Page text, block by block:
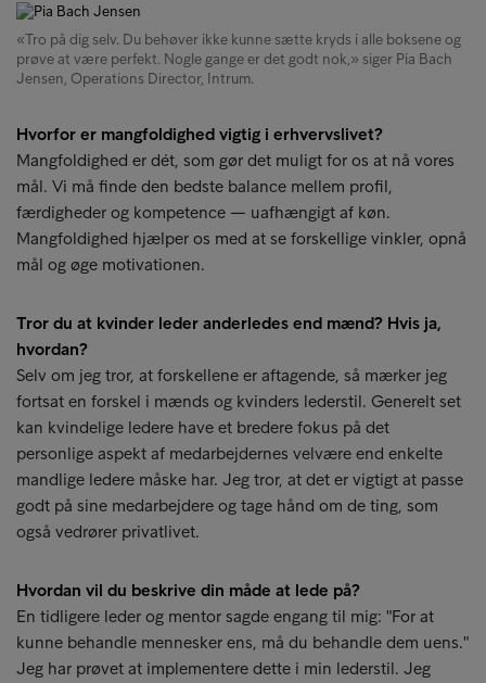
«Tro på dig selv. Du behøver ikke kunne sætte kryds i alle boksene og
prøve at være perfekt. Nogle gange er det godt nok,» siger Pia Bach
Jensen, Operations Director, Intrum.
Hvorfor er mangfoldighed vigtig i erhvervslivet?
Mangfoldighed er dét, som gør det muligt for os at nå vores
mål. Vi må finde den bedste balance mellem profil,
færdigheder og kompetence — uafhængigt af køn.
Mangfoldighed hjælper os med at se forskellige vinkler, opnå
mål og øge motivationen.
Tror du at kvinder leder anderledes end mænd? Hvis ja,
hvordan?
Selv om jeg tror, at forskellene er aftagende, så mærker jeg
fortsat en forskel i mænds og kvinders lederstil. Generelt set
kan kvindelige ledere have et bredere fokus på det
personlige aspekt af medarbejdernes velvære end enkelte
mandlige ledere måske har. Jeg tror, at det er vigtigt at passe
godt på sine medarbejdere og tage hånd om de ting, som
også vedrører privatlivet.
Hvordan vil du beskrive din måde at lede på?
En tidligere leder og mentor sagde engang til mig: "For at
kunne behandle mennesker ens, må du behandle dem uens."
Jeg har prøvet at implementere dette i min lederstil. Jeg